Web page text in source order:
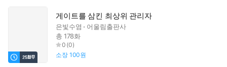
게이트를 삼킨 최상위 관리자
은빛수염
어울림출판사
총 178화
0 (0)
소장 100원